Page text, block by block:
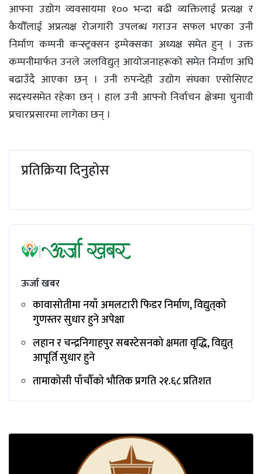
आफ्ना उद्योग व्यवसायमा १०० भन्दा बढी व्यक्तिलाई प्रत्यक्ष र
कैयौँलाई अप्रत्यक्ष रोजगारी उपलब्ध गराउन सफल भएका उनी
निर्माण कम्पनी कन्स्ट्रक्सन इम्पेक्सका अध्यक्ष समेत हुन् । उक्त
कम्पनीमार्फत उनले जलविद्युत् आयोजनाहरूको समेत निर्माण अघि
बढाउँदै आएका छन् । उनी रुपन्देही उद्योग संघका एसोसिएट
सदस्यसमेत रहेका छन् । हाल उनी आफ्नो निर्वाचन क्षेत्रमा चुनावी
प्रचारप्रसारमा लागेका छन् ।
प्रतिक्रिया दिनुहोस
ऊर्जा खबर
कावासोतीमा नयाँ अमलटारी फिडर निर्माण, विद्युत्‌को
गुणस्तर सुधार हुने अपेक्षा
लहान र चन्द्रनिगाहपुर सबस्टेसनको क्षमता वृद्धि, विद्युत्
आपूर्ति सुधार हुने
तामाकोसी पाँचौँको भौतिक प्रगति २१.६८ प्रतिशत